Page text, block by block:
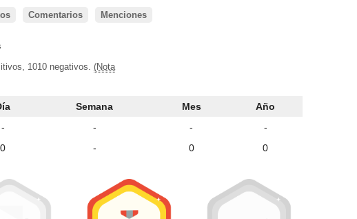
Comentarios
Menciones
1010 negativos. (Nota
Semana Mes
Año
- - -
-
0 - 0 0